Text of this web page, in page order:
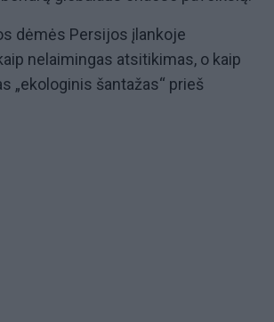
dėmės Persijos įlankoje
nelaimingas atsitikimas, o kaip
„ekologinis šantažas“ prieš